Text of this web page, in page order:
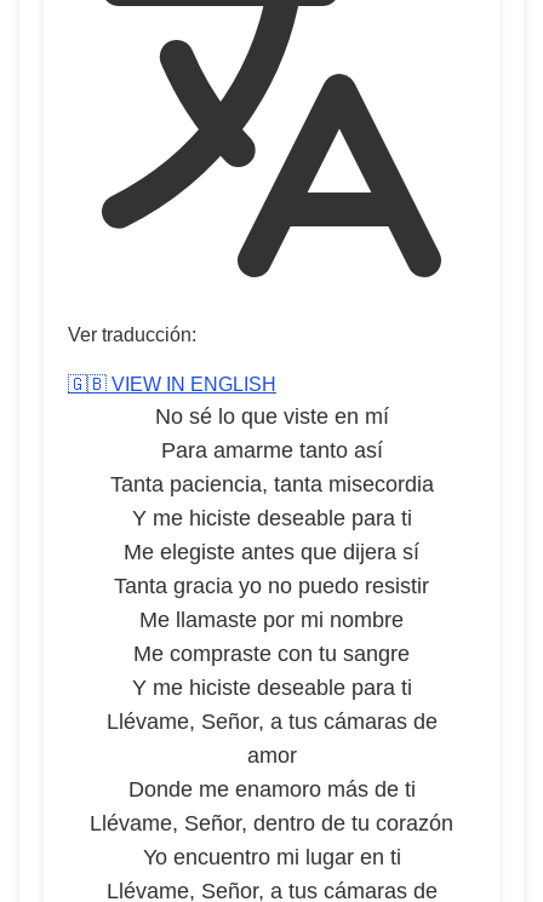
Ver traducción:
🇬🇧 VIEW IN ENGLISH
No sé lo que viste en mí
Para amarme tanto así
Tanta paciencia, tanta misecordia
Y me hiciste deseable para ti
Me elegiste antes que dijera sí
Tanta gracia yo no puedo resistir
Me llamaste por mi nombre
Me compraste con tu sangre
Y me hiciste deseable para ti
Llévame, Señor, a tus cámaras de
amor
Donde me enamoro más de ti
Llévame, Señor, dentro de tu corazón
Yo encuentro mi lugar en ti
Llévame, Señor, a tus cámaras de